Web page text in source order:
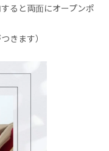
ると両面にオープンポ
きます）